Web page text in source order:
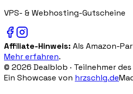
VPS- & Webhosting-Gutscheine
Affiliate-Hinweis: Als Amazon-
Mehr erfahren.
© 2026 Dealblob · Teilnehmer
Ein Showcase von hrzschlg.de